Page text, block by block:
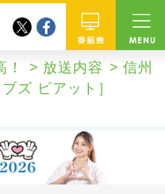
番組
twitterfacebook
放送内容
信州
ズ ピアット］